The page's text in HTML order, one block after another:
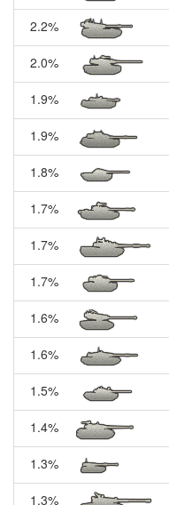
2.2%
2.0%
1.9%
1.9%
1.8%
1.7%
1.7%
1.7%
1.6%
1.6%
1.5%
1.4%
1.3%
1.3%